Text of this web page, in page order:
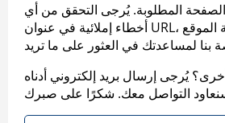
المطلوبة. يُرجى التحقق من أي
أخطاء إملائية في عنوان URL، أو عرض خريطة الموقع
يُرجى إرسال بريد إلكتروني أدناه